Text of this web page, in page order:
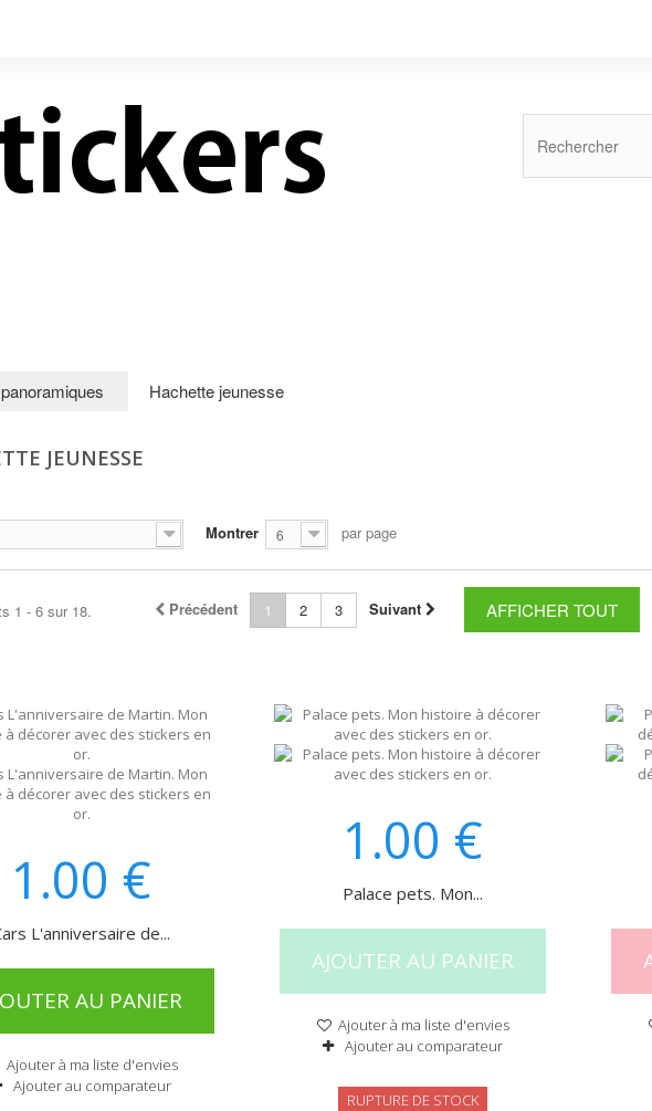
Hachette jeunesse
JEUNESSE
Montrer 6 par page
AFFICHER TOUT
Précédent 1 2 3 Suivant
1 - 6 sur 18.
1.00 €
L'anniversaire de...
AU PANIER
Ajouter à ma liste d'envies
Ajouter au comparateur
1.00 €
Palace pets. Mon...
AJOUTER AU PANIER
Ajouter à ma liste d'envies
Ajouter au comparateur
RUPTURE DE STOCK